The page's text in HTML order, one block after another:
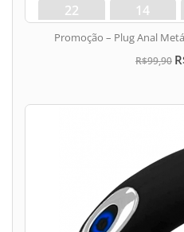
22
dias
14
hora
Promoção – Plug Anal
R$99,90